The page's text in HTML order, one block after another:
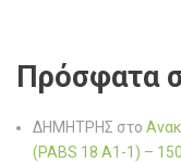
Πρόσφατα
ΔΗΜΗΤΡΗΣ στο
(PABS 18 A1-1) –